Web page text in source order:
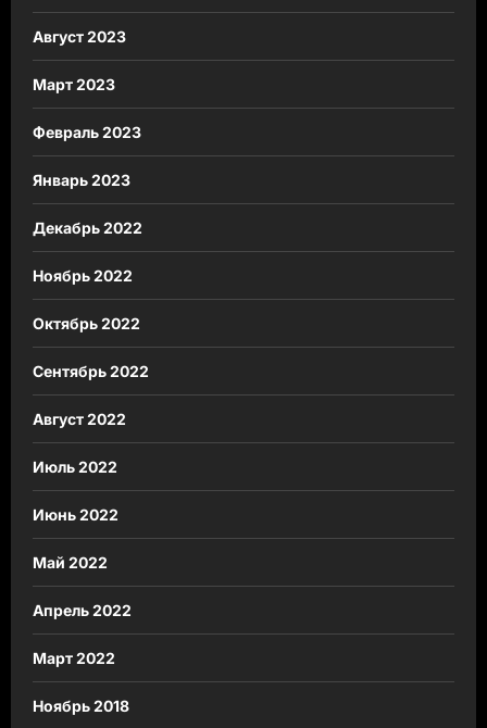
Август 2023
Март 2023
Февраль 2023
Январь 2023
Декабрь 2022
Ноябрь 2022
Октябрь 2022
Сентябрь 2022
Август 2022
Июль 2022
Июнь 2022
Май 2022
Апрель 2022
Март 2022
Ноябрь 2018